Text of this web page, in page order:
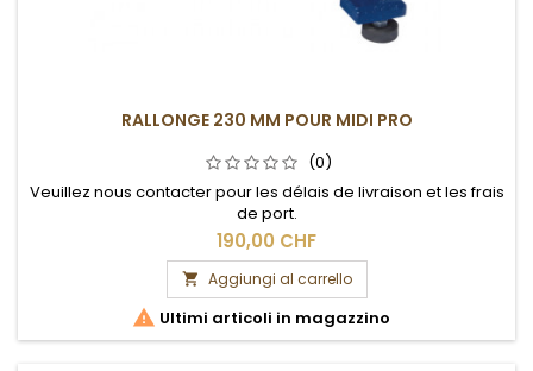
RALLONGE 230 MM POUR MIDI PRO
(0)
Veuillez nous contacter pour les délais de livraison et les frais
de port.
190,00 CHF
 Aggiungi al carrello
 Ultimi articoli in magazzino